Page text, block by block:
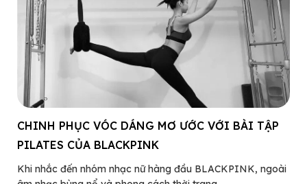
CHINH PHỤC VÓC DÁNG MƠ ƯỚC VỚI BÀI TẬP
PILATES CỦA BLACKPINK
Khi nhắc đến nhóm nhạc nữ hàng đầu BLACKPINK, ngoài